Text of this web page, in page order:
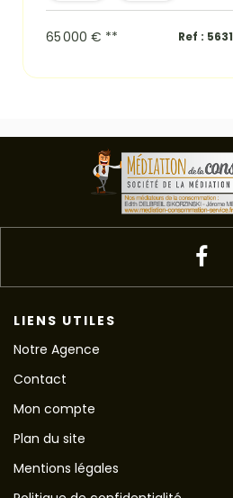
65 000 € ** Ref : 5631
LIENS UTILES
Notre Agence
Contact
Mon compte
Plan du site
Mentions légales